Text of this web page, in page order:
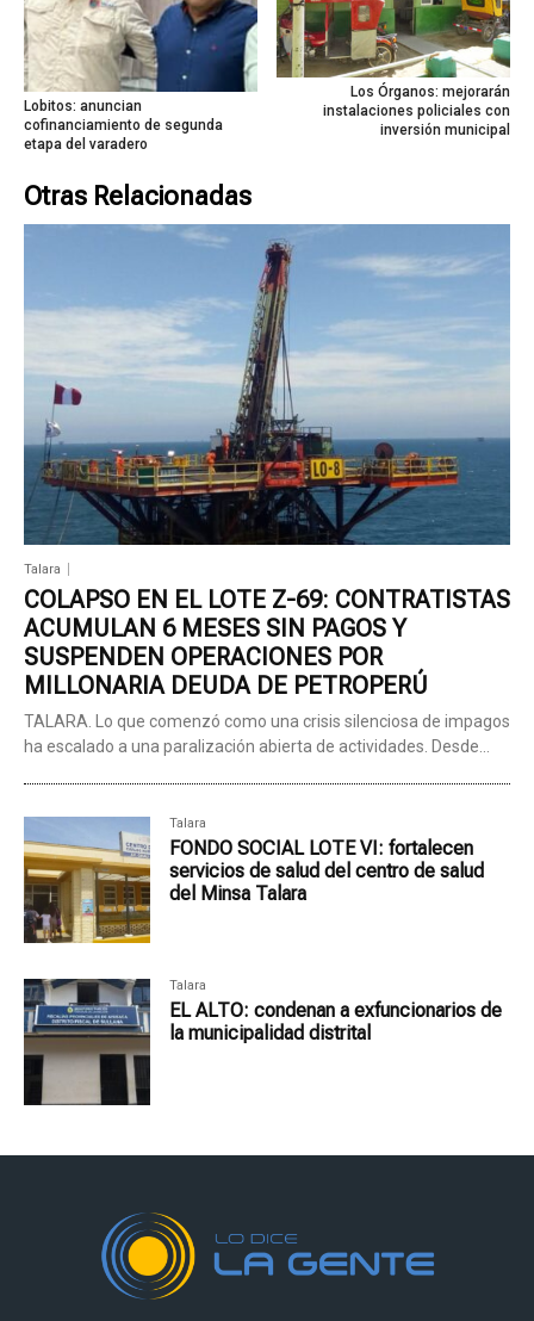
Lobitos: anuncian
cofinanciamiento de segunda
etapa del varadero
Los Órganos: mejorarán
instalaciones policiales con
inversión municipal
Otras Relacionadas
Talara
COLAPSO EN EL LOTE Z-69: CONTRATISTAS
ACUMULAN 6 MESES SIN PAGOS Y
SUSPENDEN OPERACIONES POR
MILLONARIA DEUDA DE PETROPERÚ
TALARA. Lo que comenzó como una crisis silenciosa de impagos
ha escalado a una paralización abierta de actividades. Desde...
Talara
FONDO SOCIAL LOTE VI: fortalecen
servicios de salud del centro de salud
del Minsa Talara
Talara
EL ALTO: condenan a exfuncionarios de
la municipalidad distrital